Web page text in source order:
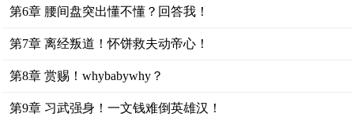
第6章 腰间盘突出懂不懂？回答我！
第7章 离经叛道！怀饼救夫动帝心！
第8章 赏赐！whybabywhy？
第9章 习武强身！一文钱难倒英雄汉！